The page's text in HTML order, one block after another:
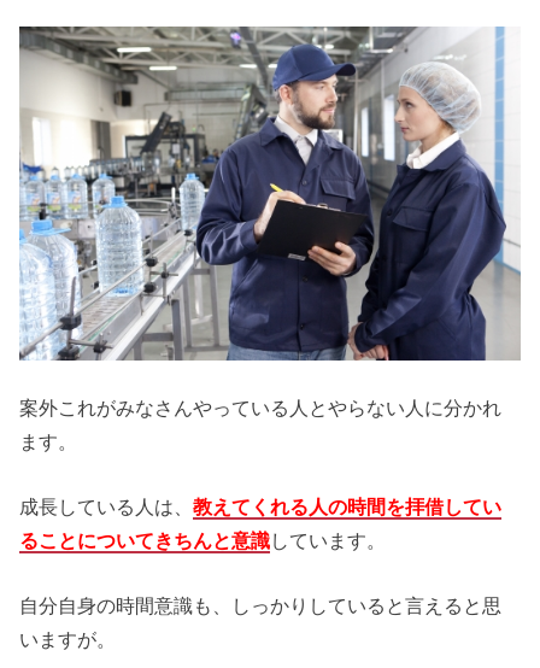
案外これがみなさんやっている人とやらない人に分かれ
ます。
成長している人は、教えてくれる人の時間を拝借してい
ることについてきちんと意識しています。
自分自身の時間意識も、しっかりしていると言えると思
いますが。